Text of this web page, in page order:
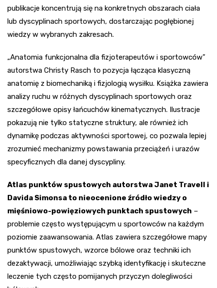
publikacje koncentrują się na konkretnych obszarach ciała
lub dyscyplinach sportowych, dostarczając pogłębionej
wiedzy w wybranych zakresach.
„Anatomia funkcjonalna dla fizjoterapeutów i sportowców”
autorstwa Christy Rasch to pozycja łącząca klasyczną
anatomię z biomechaniką i fizjologią wysiłku. Książka zawiera
analizy ruchu w różnych dyscyplinach sportowych oraz
szczegółowe opisy łańcuchów kinematycznych. Ilustracje
pokazują nie tylko statyczne struktury, ale również ich
dynamikę podczas aktywności sportowej, co pozwala lepiej
zrozumieć mechanizmy powstawania przeciążeń i urazów
specyficznych dla danej dyscypliny.
Atlas punktów spustowych autorstwa Janet Travell i
Davida Simonsa to nieocenione źródło wiedzy o
mięśniowo-powięziowych punktach spustowych –
problemie często występującym u sportowców na każdym
poziomie zaawansowania. Atlas zawiera szczegółowe mapy
punktów spustowych, wzorce bólowe oraz techniki ich
dezaktywacji, umożliwiając szybką identyfikację i skuteczne
leczenie tych często pomijanych przyczyn dolegliwości